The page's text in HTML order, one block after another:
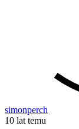
simonperch
10 lat temu